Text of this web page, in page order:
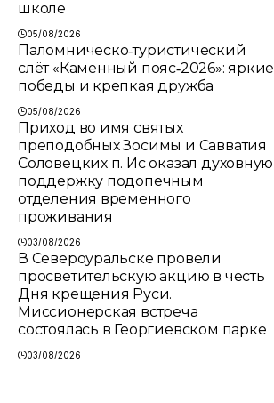
школе
05/08/2026
Паломническо‑туристический
слёт «Каменный пояс‑2026»: яркие
победы и крепкая дружба
05/08/2026
Приход во имя святых
преподобных Зосимы и Савватия
Соловецких п. Ис оказал духовную
поддержку подопечным
отделения временного
проживания
03/08/2026
В Североуральске провели
просветительскую акцию в честь
Дня крещения Руси.
Миссионерская встреча
состоялась в Георгиевском парке
03/08/2026